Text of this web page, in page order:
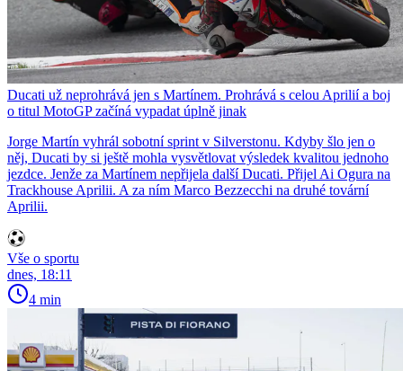
Ducati už neprohrává jen s Martínem. Prohrává s celou Aprilií a boj
o titul MotoGP začíná vypadat úplně jinak
Jorge Martín vyhrál sobotní sprint v Silverstonu. Kdyby šlo jen o
něj, Ducati by si ještě mohla vysvětlovat výsledek kvalitou jednoho
jezdce. Jenže za Martínem nepřijela další Ducati. Přijel Ai Ogura na
Trackhouse Aprilii. A za ním Marco Bezzecchi na druhé tovární
Aprilii.
Vše o sportu
dnes, 18:11
4 min